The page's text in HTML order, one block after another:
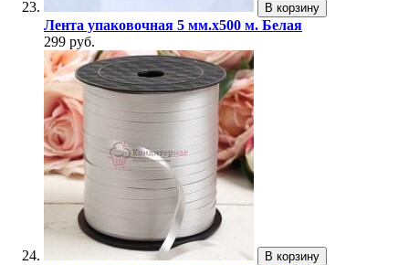
В корзину
Лента упаковочная 5 мм.х500 м. Белая
299 руб.
В корзину